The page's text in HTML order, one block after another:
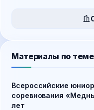
Материалы по теме
Всероссийские
соревнования
лет